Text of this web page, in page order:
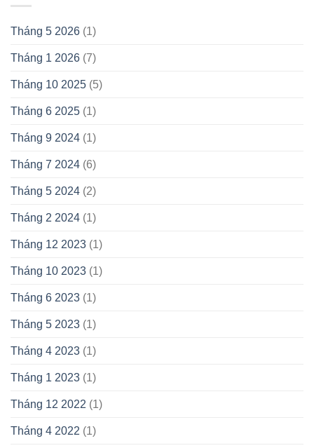
Tháng 5 2026 (1)
Tháng 1 2026 (7)
Tháng 10 2025 (5)
Tháng 6 2025 (1)
Tháng 9 2024 (1)
Tháng 7 2024 (6)
Tháng 5 2024 (2)
Tháng 2 2024 (1)
Tháng 12 2023 (1)
Tháng 10 2023 (1)
Tháng 6 2023 (1)
Tháng 5 2023 (1)
Tháng 4 2023 (1)
Tháng 1 2023 (1)
Tháng 12 2022 (1)
Tháng 4 2022 (1)